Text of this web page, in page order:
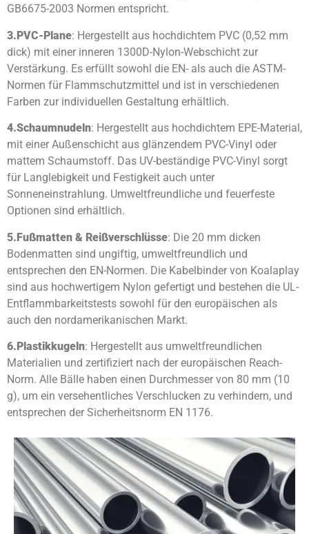
GB6675-2003 Normen entspricht.
3.PVC-Plane: Hergestellt aus hochdichtem PVC (0,52 mm
dick) mit einer inneren 1300D-Nylon-Webschicht zur
Verstärkung. Es erfüllt sowohl die EN- als auch die ASTM-
Normen für Flammschutzmittel und ist in verschiedenen
Farben zur individuellen Gestaltung erhältlich.
4.Schaumnudeln: Hergestellt aus hochdichtem EPE-Material,
mit einer Außenschicht aus glänzendem PVC-Vinyl oder
mattem Schaumstoff. Das UV-beständige PVC-Vinyl sorgt
für Langlebigkeit und Festigkeit auch unter
Sonneneinstrahlung. Umweltfreundliche und feuerfeste
Optionen sind erhältlich.
5.Fußmatten & Reißverschlüsse: Die 20 mm dicken
Bodenmatten sind ungiftig, umweltfreundlich und
entsprechen den EN-Normen. Die Kabelbinder von Koalaplay
sind aus hochwertigem Nylon gefertigt und bestehen die UL-
Entflammbarkeitstests sowohl für den europäischen als
auch den nordamerikanischen Markt.
6.Plastikkugeln: Hergestellt aus umweltfreundlichen
Materialien und zertifiziert nach der europäischen Reach-
Norm. Alle Bälle haben einen Durchmesser von 80 mm (10
g), um ein versehentliches Verschlucken zu verhindern, und
entsprechen der Sicherheitsnorm EN 1176.